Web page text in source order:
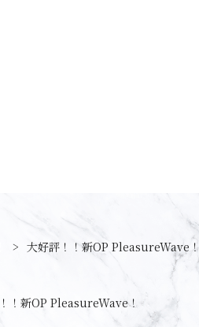
> 大好評！！新OP PleasureWave！